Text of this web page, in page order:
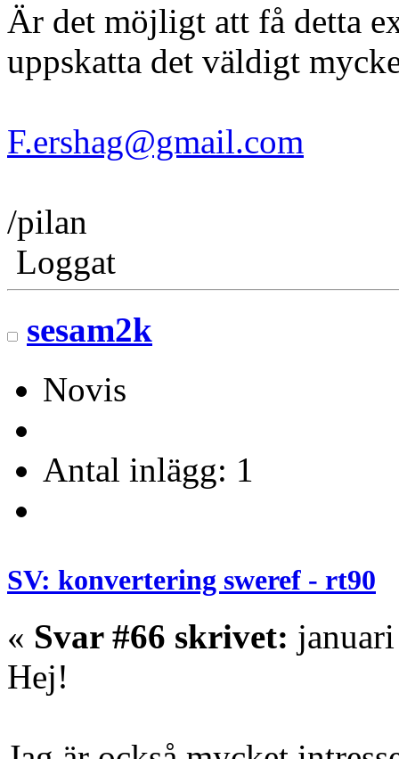
Är det möjligt att få detta
uppskatta det väldigt
F.ershag@gmail.com
/pilan
Loggat
sesam2k
Novis
Antal inlägg: 1
SV: konvertering sweref - rt90
« Svar #66 skrivet:
Hej!